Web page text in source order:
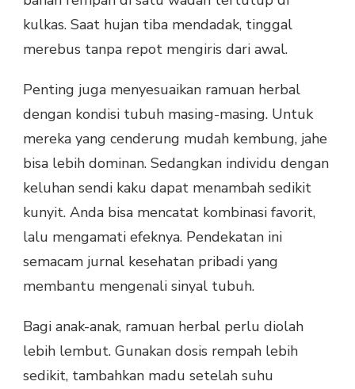
kulkas. Saat hujan tiba mendadak, tinggal
merebus tanpa repot mengiris dari awal.
Penting juga menyesuaikan ramuan herbal
dengan kondisi tubuh masing-masing. Untuk
mereka yang cenderung mudah kembung, jahe
bisa lebih dominan. Sedangkan individu dengan
keluhan sendi kaku dapat menambah sedikit
kunyit. Anda bisa mencatat kombinasi favorit,
lalu mengamati efeknya. Pendekatan ini
semacam jurnal kesehatan pribadi yang
membantu mengenali sinyal tubuh.
Bagi anak-anak, ramuan herbal perlu diolah
lebih lembut. Gunakan dosis rempah lebih
sedikit, tambahkan madu setelah suhu